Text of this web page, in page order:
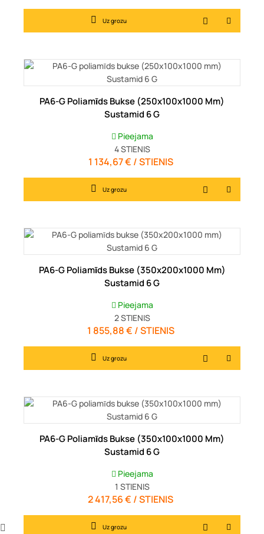
Uz grozu
PA6-G Poliamīds Bukse (250x100x1000 Mm)
Sustamid 6 G
Pieejama
4STIENIS
Cena
1 134,67 € / STIENIS
Uz grozu
PA6-G Poliamīds Bukse (350x200x1000 Mm)
Sustamid 6 G
Pieejama
2STIENIS
Cena
1 855,88 € / STIENIS
Uz grozu
PA6-G Poliamīds Bukse (350x100x1000 Mm)
Sustamid 6 G
Pieejama
1 STIENIS
Cena
2 417,56 € / STIENIS
Uz grozu
